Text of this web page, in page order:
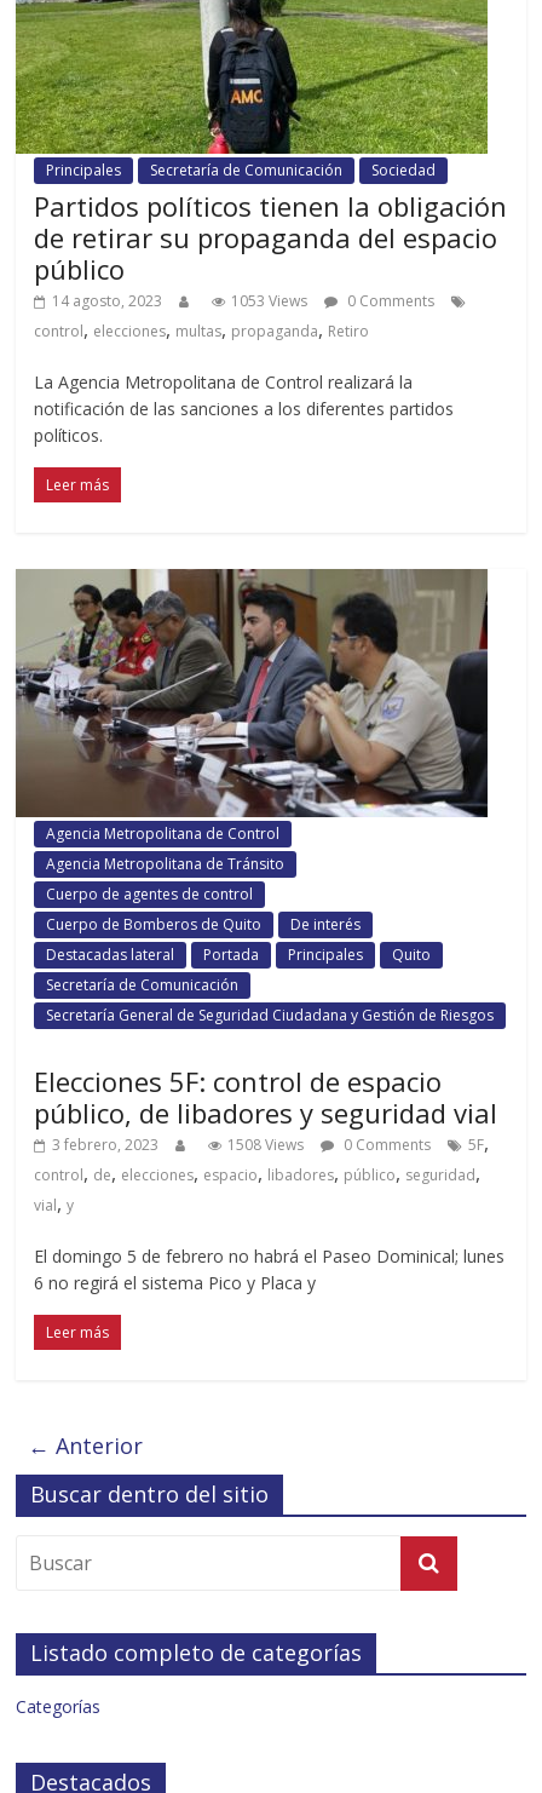
Principales Secretaría de Comunicación Sociedad
Partidos políticos tienen la obligación
de retirar su propaganda del espacio
público
14 agosto, 2023 1053 Views
0 Comments
control, elecciones, multas, propaganda, Retiro
La Agencia Metropolitana de Control realizará la
notificación de las sanciones a los diferentes partidos
políticos.
Leer más
Agencia Metropolitana de Control
Agencia Metropolitana de Tránsito
Cuerpo de agentes de control
Cuerpo de Bomberos de Quito
De interés
Destacadas lateral
Portada Principales
Quito
Secretaría de Comunicación
Secretaría General de Seguridad Ciudadana y Gestión de Riesgos
Elecciones 5F: control de espacio
público, de libadores y seguridad vial
3 febrero, 2023 1508 Views 0 Comments 5F,
control, de, elecciones, espacio, libadores, público, seguridad,
vial,y
El domingo 5 de febrero no habrá el Paseo Dominical; lunes
6 no regirá el sistema Pico y Placa y
Leer más
← Anterior
Buscar dentro del sitio
Listado completo de categorías
Categorías
Destacados